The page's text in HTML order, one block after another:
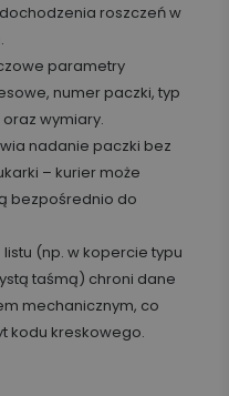
roszczeń w
parametry
numer paczki, typ
oraz wymiary.
nadanie paczki bez
– kurier może
bezpośrednio do
(np. w kopercie typu
taśmą) chroni dane
mechanicznym, co
kodu kreskowego.